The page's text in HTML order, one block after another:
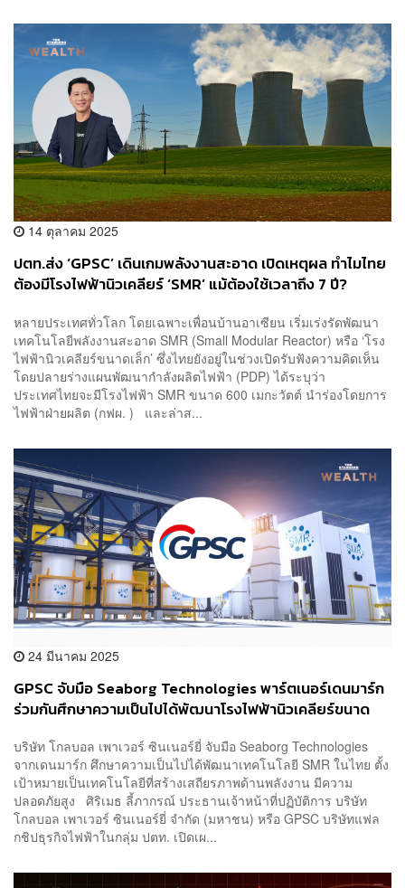
14 ตุลาคม 2025
ปตท.ส่ง ‘GPSC’ เดินเกมพลังงานสะอาด เปิดเหตุผล ทำไมไทย
ต้องมีโรงไฟฟ้านิวเคลียร์ ‘SMR’ แม้ต้องใช้เวลาถึง 7 ปี?
หลายประเทศทั่วโลก โดยเฉพาะเพื่อนบ้านอาเซียน เริ่มเร่งรัดพัฒนา
เทคโนโลยีพลังงานสะอาด SMR (Small Modular Reactor) หรือ ‘โรง
ไฟฟ้านิวเคลียร์ขนาดเล็ก’ ซึ่งไทยยังอยู่ในช่วงเปิดรับฟังความคิดเห็น
โดยปลายร่างแผนพัฒนากำลังผลิตไฟฟ้า (PDP) ได้ระบุว่า
ประเทศไทยจะมีโรงไฟฟ้า SMR ขนาด 600 เมกะวัตต์ นำร่องโดยการ
ไฟฟ้าฝ่ายผลิต (กฟผ. ) และล่าส...
24 มีนาคม 2025
GPSC จับมือ Seaborg Technologies พาร์ตเนอร์เดนมาร์ก
ร่วมกันศึกษาความเป็นไปได้พัฒนาโรงไฟฟ้านิวเคลียร์ขนาด
บริษัท โกลบอล เพาเวอร์ ซินเนอร์ยี่ จับมือ Seaborg Technologies
จากเดนมาร์ก ศึกษาความเป็นไปได้พัฒนาเทคโนโลยี SMR ในไทย ตั้ง
เป้าหมายเป็นเทคโนโลยีที่สร้างเสถียรภาพด้านพลังงาน มีความ
ปลอดภัยสูง ศิริเมธ ลี้ภากรณ์ ประธานเจ้าหน้าที่ปฏิบัติการ บริษัท
โกลบอล เพาเวอร์ ซินเนอร์ยี่ จำกัด (มหาชน) หรือ GPSC บริษัทแฟล
กชิปธุรกิจไฟฟ้าในกลุ่ม ปตท. เปิดเผ...